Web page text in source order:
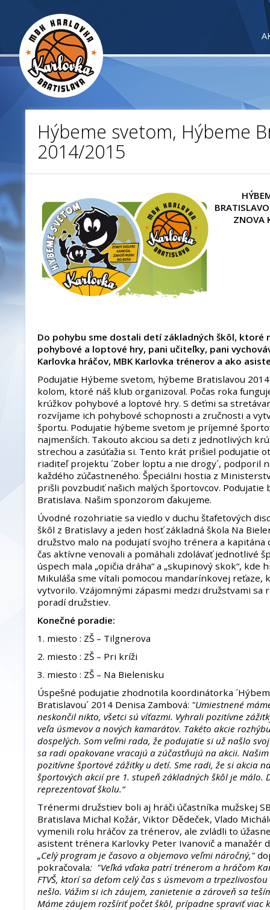
Hýbeme svetom, Hýbeme
2014/2015
ZNOVA
Do pohybu sme dostali detí základných škôl, ktoré
pohybové a loptové hry, pani učiteľky, pani
Karlovka hráčov, MBK Karlovka trénerov a ako
Podujatie Hýbeme svetom, hýbeme Bratislavou
kolom, ktoré náš klub organizoval. Počas roka
krúžkov pohybové a loptové hry. S deťmi sa
rozvíjame ich pohybové schopnosti a zručnosti a
športu. Podujatie hýbeme svetom je príjemné
najmenších. Takouto akciou sa deti z jednotlivých
strechou a zasúťažia si. Tento krát prišiel podujatie
riaditeľ projektu ´Zober loptu a nie drogy´, podporil
každého zúčastneného. Špeciálni hostia z
prišli povzbudiť našich malých športovcov.
Bratislava. Našim sponzorom ďakujeme.
Úvodné rozohriatie sa viedlo v duchu štafetových
škôl z Bratislavy a jeden hosť základná škola Na
družstvo malo na podujatí svojho trénera a kapitána
čas aktívne venovali a pomáhali zdolávať jednotlivé
úspech mala „opičia dráha“ a „skupinový skok“, kde
Mikuláša sme vítali pomocou mandarínkovej reťaze,
vytvorilo. Vzájomnými zápasmi medzi družstvami sa
poradí družstiev.
Konečné poradie:
1. miesto : ZŠ – Tilgnerova
2. miesto : ZŠ – Pri kríži
3. miesto : ZŠ – Na Bielenisku
Úspešné podujatie zhodnotila koordinátorka
Bratislavou´ 2014 Denisa Zambová: "Umiestnené
neskončil nikto, všetci sú víťazmi. Vyhrali pozitívne
veľa úsmevov a nových kamarátov. Takéto akcie
dospelých. Som veľmi rada, že podujatie si už našlo
sa radi opakovane vracajú a zúčastňujú na akcii.
pozitívne športové zážitky u detí. Sme radi, že si akcia
športových akcií pre 1. stupeň základných škôl je málo.
reprezentovať školu.“
Trénermi družstiev boli aj hráči účastníka mužskej
Bratislava Michal Kožár, Viktor Dědeček, Vlado
vymenili rolu hráčov za trénerov, ale zvládli to
asistent trénera Karlovky Peter Ivanovič a manažér
„Celý program je časovo a objemovo veľmi náročný,"
pokračovala: "Veľká vďaka patrí trénerom a hráčom
FTVŠ, ktorí sa deťom celý čas s úsmevom a
nešlo. Vážim si ich záujem, zanietenie a zároveň sa
Máme záujem rozšíriť počet škôl, prípadne spraviť viac